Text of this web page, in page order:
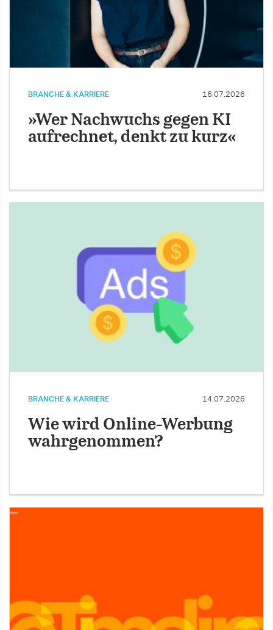
BRANCHE & KARRIERE 16.07.2026
»Wer Nachwuchs gegen KI
aufrechnet, denkt zu kurz«
BRANCHE & KARRIERE 14.07.2026
Wie wird Online-Werbung
wahrgenommen?